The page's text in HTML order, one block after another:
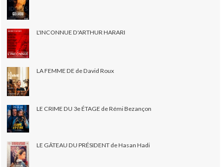
L'INCONNUE D'ARTHUR HARARI
LA FEMME DE de David Roux
LE CRIME DU 3e ÉTAGE de Rémi Bezançon
LE GÂTEAU DU PRÉSIDENT de Hasan Hadi